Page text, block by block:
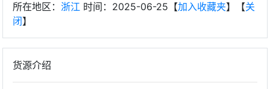
所在地区： 浙江 时间：2025-06-25【加入收藏夹】【关
闭】
货源介绍